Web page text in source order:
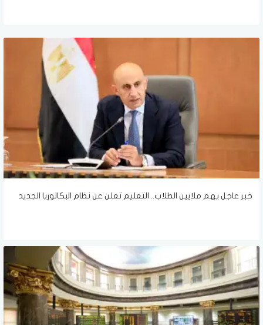
خبر عاجل يهم ملايين الطلاب.. التعليم تعلن عن نظام البكالوريا الجديد